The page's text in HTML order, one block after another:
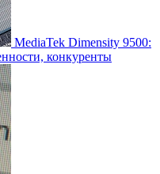
MediaTek Dimensity 9500:
конкуренты